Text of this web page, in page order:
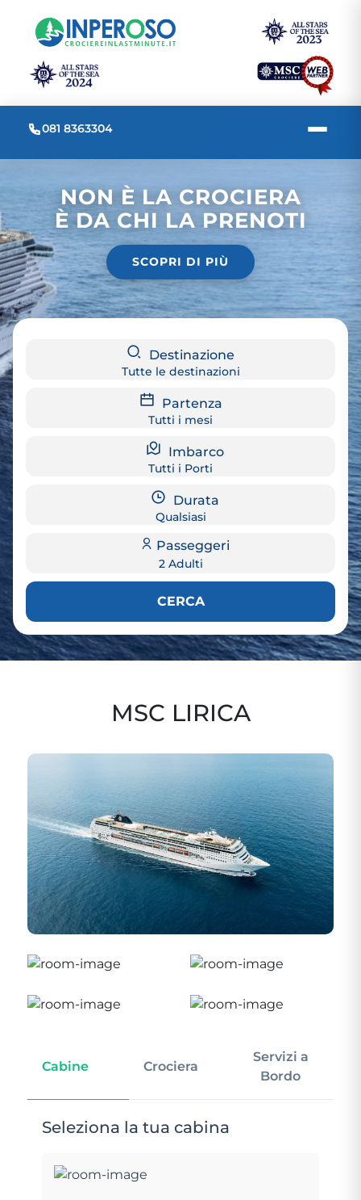
081 8363304
NON È LA CROCIERA
È DA CHI LA PRENOTI
SCOPRI DI PIÙ
Destinazione
Tutte le destinazioni
Partenza
Tutti i mesi
Imbarco
Tutti i Porti
Durata
Qualsiasi
Passeggeri
2 Adulti
CERCA
MSC LIRICA
Cabine Crociera
Servizi a
Bordo
Seleziona la tua cabina